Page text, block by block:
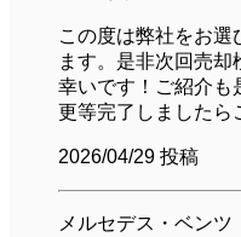
この度は弊社をお選
ます。是非次回売却
幸いです！ご紹介も
更等完了しましたら
2026/04/29 投稿
メルセデス・ベンツ